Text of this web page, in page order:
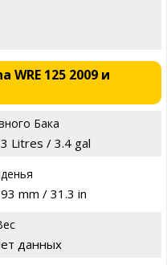
125 2009 и
Бака
Litres / 3.4 gal
mm / 31.3 in
данных